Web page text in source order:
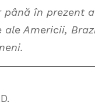
până în prezent
ale Americii,